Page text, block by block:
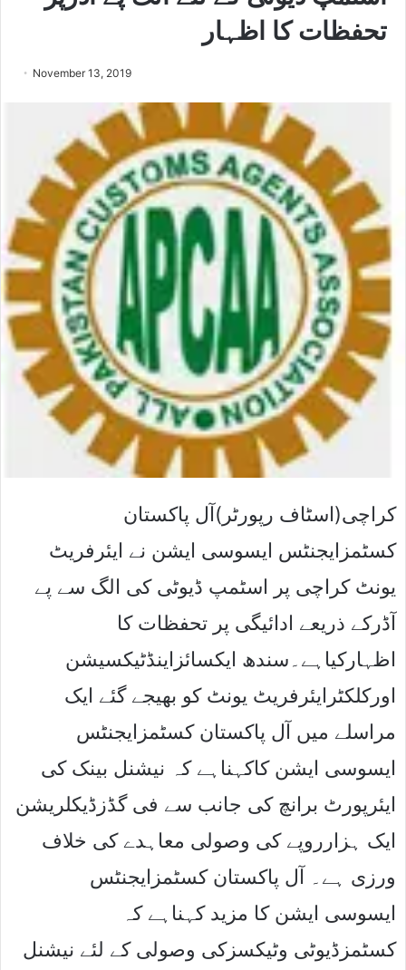
تحفظات کا اظہار
November 13, 2019
کراچی(اسٹاف رپورٹر)آل پاکستان
کسٹمزایجنٹس ایسوسی ایشن نے ایئرفریٹ
یونٹ کراچی پر اسٹمپ ڈیوٹی کی الگ سے پے
آڈرکے ذریعے ادائیگی پر تحفظات کا
اظہارکیاہے۔سندھ ایکسائزاینڈٹیکسیشن
اورکلکٹرایئرفریٹ یونٹ کو بھیجے گئے ایک
مراسلے میں آل پاکستان کسٹمزایجنٹس
ایسوسی ایشن کاکہناہے کہ نیشنل بینک کی
ایئرپورٹ برانچ کی جانب سے فی گڈزڈیکلریشن
ایک ہزارروپے کی وصولی معاہدے کی خلاف
ورزی ہے۔ آل پاکستان کسٹمزایجنٹس
ایسوسی ایشن کا مزید کہناہے کہ
کسٹمزڈیوٹی وٹیکسزکی وصولی کے لئے نیشنل